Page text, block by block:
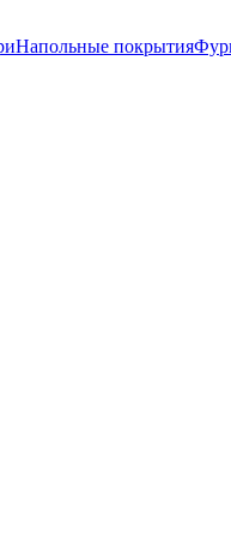
Напольные покрытия